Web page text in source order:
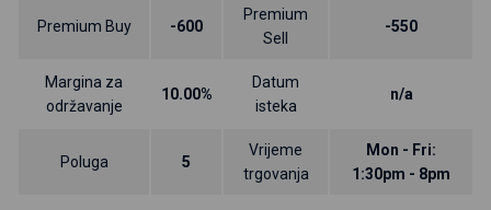
Premium Buy -600
Premium
Sell
-550
Margina za
održavanje
10.00%
Datum
isteka
n/a
Poluga 5
Vrijeme
trgovanja
Mon - Fri:
1:30pm - 8pm